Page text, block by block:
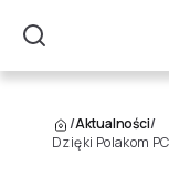
Szukaj
/Aktualności/
Dzięki Polakom